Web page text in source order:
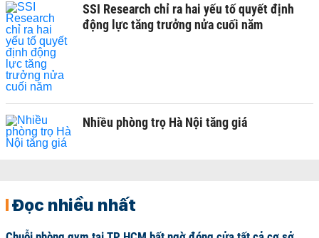
SSI Research chỉ ra hai yếu tố quyết định
động lực tăng trưởng nửa cuối năm
Nhiều phòng trọ Hà Nội tăng giá
Đọc nhiều nhất